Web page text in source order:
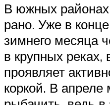
В южных районах
рано. Уже в
зимнего месяца
в крупных реках,
проявляет
коркой. В апреле